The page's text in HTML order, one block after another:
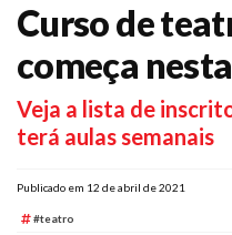
Curso de
começa
Veja a lista de
terá aulas semanais
Publicado em 12 de abril de 2021
#teatro
Diretoria
O Sindicato
Agenda
Casa do Alto
Nossos Convênios
Gympass Wellhub